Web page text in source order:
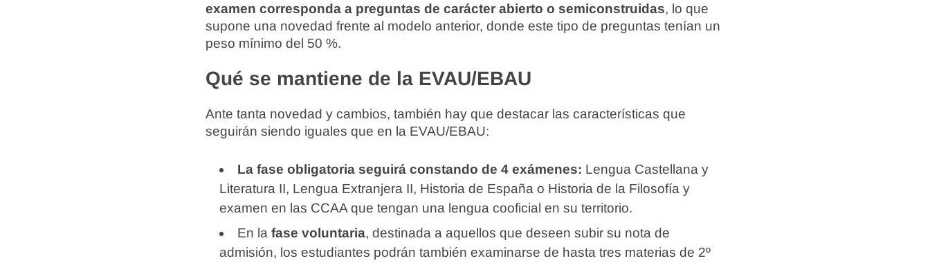
examen corresponda a preguntas de carácter abierto o semiconstruidas, lo que
supone una novedad frente al modelo anterior, donde este tipo de preguntas tenían un
peso mínimo del 50 %.
Qué se mantiene de la EVAU/EBAU
Ante tanta novedad y cambios, también hay que destacar las características que
seguirán siendo iguales que en la EVAU/EBAU:
La fase obligatoria seguirá constando de 4 exámenes: Lengua Castellana y
Literatura II, Lengua Extranjera II, Historia de España o Historia de la Filosofía y
examen en las CCAA que tengan una lengua cooficial en su territorio.
En la fase voluntaria, destinada a aquellos que deseen subir su nota de
admisión, los estudiantes podrán también examinarse de hasta tres materias de 2º